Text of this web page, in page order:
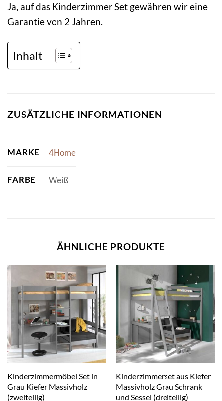
Ja, auf das Kinderzimmer Set gewähren wir eine
Garantie von 2 Jahren.
Inhalt
ZUSÄTZLICHE INFORMATIONEN
MARKE 4Home
FARBE Weiß
ÄHNLICHE PRODUKTE
Kinderzimmermöbel Set in
Grau Kiefer Massivholz
(zweiteilig)
Kinderzimmerset aus Kiefer
Massivholz Grau Schrank
und Sessel (dreiteilig)